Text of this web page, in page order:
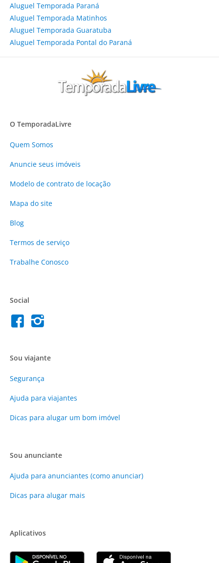
Aluguel Temporada Paraná
Aluguel Temporada Matinhos
Aluguel Temporada Guaratuba
Aluguel Temporada Pontal do Paraná
O TemporadaLivre
Quem Somos
Anuncie seus imóveis
Modelo de contrato de locação
Mapa do site
Blog
Termos de serviço
Trabalhe Conosco
Social
Sou viajante
Segurança
Ajuda para viajantes
Dicas para alugar um bom imóvel
Sou anunciante
Ajuda para anunciantes (como anunciar)
Dicas para alugar mais
Aplicativos